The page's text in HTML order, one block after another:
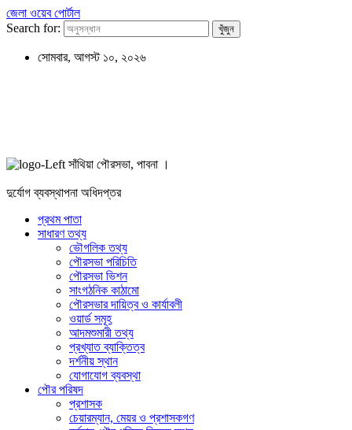
জেলা ওয়েব পোর্টাল
Search for:
সোমবার, আগস্ট ১০, ২০২৬
সাঁথিয়া পৌরসভা, পাবনা ।
দুর্যোগ ব্যবস্থাপনা অধিদপ্তর
প্রথম পাতা
সাধারণ তথ্য
ভৌগলিক তথ্য
পৌরসভা পরিচিতি
পৌরসভা ভিশন
সাংগঠনিক কাঠামো
পৌরসভার দায়িত্ব ও কার্যাবলী
ওয়ার্ড সমূহ
আদমশুমারী তথ্য
প্রখ্যাত ব্যাক্তিত্ব
দর্শনীয় স্থান
যোগাযোগ ব্যবস্থা
পৌর পরিষদ
প্রশাসক
চেয়ারম্যান, মেয়র ও প্রশাসকগণ